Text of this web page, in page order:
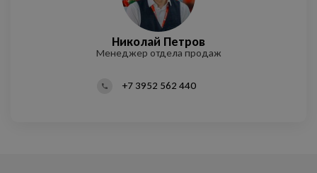
Егор Терехов
Менеджер отдела продаж
Дархан Николаев
Менеджер отдела продаж
Николай Петров
Менеджер отдела продаж
Кирилл Денисов
Директор автосалона
+7 3952 562 440